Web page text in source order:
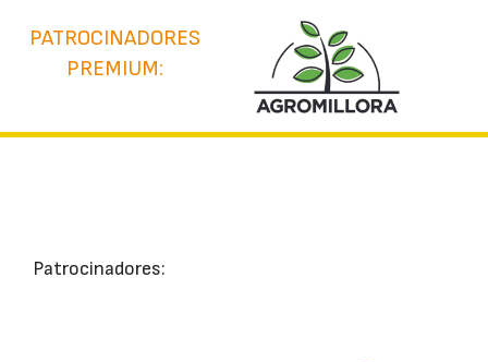
PATROCINADORES
PREMIUM:
Patrocinadores: